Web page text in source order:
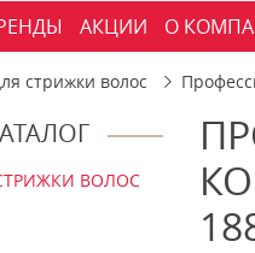
АКЦИИ О
стрижки волос
ВОЛОС